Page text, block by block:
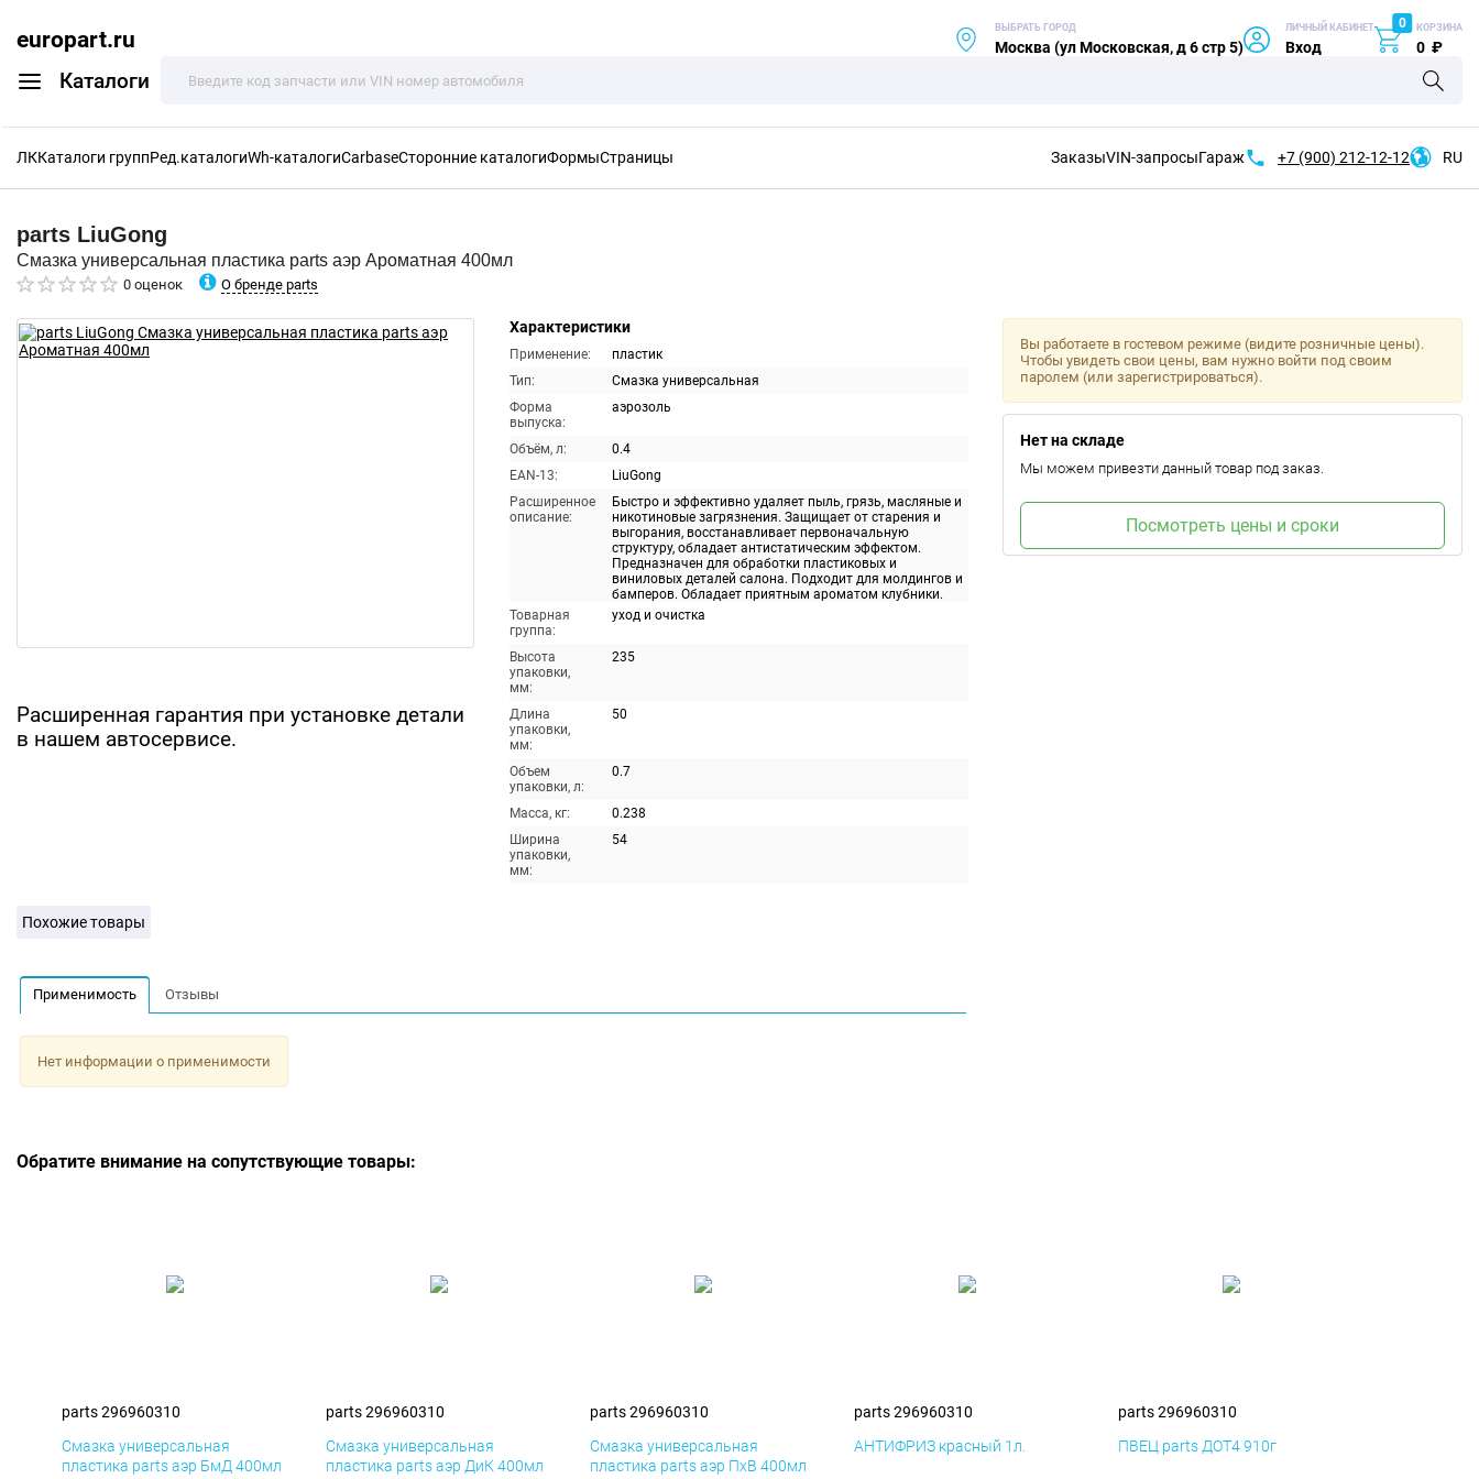
europart.ru
Каталоги
ВЫБРАТЬ ГОРОД
Москва (ул Московская, д 6 стр 5)
ЛИЧНЫЙ КАБИНЕТ
Вход
0 КОРЗИНА
0 ₽
ЛККаталоги группРед.каталогиWh-каталогиCarbaseСторонние каталогиФормыСтраницы ЗаказыVIN-запросыГараж +7 (900) 212-12-12 RU
parts LiuGong
Смазка универсальная пластика parts аэр Ароматная 400мл
0 оценок О бренде parts
Расширенная гарантия при установке детали
в нашем автосервисе.
Характеристики
Применение:
пластик
Тип:
Смазка универсальная
Форма
выпуска:
аэрозоль
Объём, л:
0.4
EAN-13:
LiuGong
Расширенное
описание:
Быстро и эффективно удаляет пыль, грязь, масляные и
никотиновые загрязнения. Защищает от старения и
выгорания, восстанавливает первоначальную
структуру, обладает антистатическим эффектом.
Предназначен для обработки пластиковых и
виниловых деталей салона. Подходит для молдингов и
бамперов. Обладает приятным ароматом клубники.
Товарная
группа:
уход и очистка
Высота
упаковки,
мм:
235
Длина
упаковки,
мм:
50
Объем
упаковки, л:
0.7
Масса, кг:
0.238
Ширина
упаковки,
мм:
54
Вы работаете в гостевом режиме (видите розничные цены).
Чтобы увидеть свои цены, вам нужно войти под своим
паролем (или зарегистрироваться).
Нет на складе
Мы можем привезти данный товар под заказ.
Посмотреть цены и сроки
Похожие товары
Применимость Отзывы
Нет информации о применимости
Обратите внимание на сопутствующие товары:
parts 296960310
Смазка универсальная
пластика parts аэр БмД 400мл
parts 296960310
Смазка универсальная
пластика parts аэр ДиК 400мл
parts 296960310
Смазка универсальная
пластика parts аэр ПхВ 400мл
parts 296960310
АНТИФРИЗ красный 1л.
parts 296960310
ПВЕЦ parts ДОТ4 910г